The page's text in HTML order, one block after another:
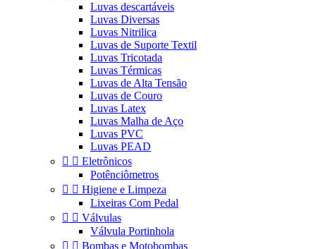
Luvas descartáveis
Luvas Diversas
Luvas Nitrilica
Luvas de Suporte Textil
Luvas Tricotada
Luvas Térmicas
Luvas de Alta Tensão
Luvas de Couro
Luvas Latex
Luvas Malha de Aço
Luvas PVC
Luvas PEAD
  Eletrônicos
Potênciômetros
  Higiene e Limpeza
Lixeiras Com Pedal
  Válvulas
Válvula Portinhola
  Bombas e Motobombas